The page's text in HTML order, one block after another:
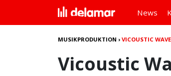
News
MUSIKPRODUKTION ›VICOUSTIC
Vicoustic